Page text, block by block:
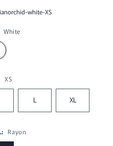
white-XS
White
XS
L XL
Rayon